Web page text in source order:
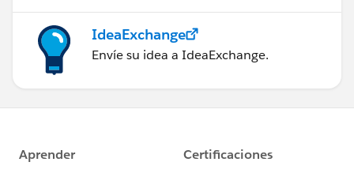
IdeaExchange
Envíe su idea a IdeaExchange.